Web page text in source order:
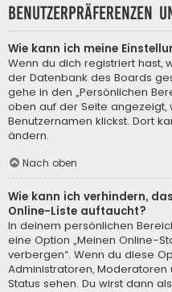
Benutzerpräferenzen
Wie kann ich meine
Wenn du dich registriert hast,
der Datenbank des Boards
gehe in den „Persönlichen
oben auf der Seite angezeigt,
Benutzernamen klickst. Dort
ändern.
Nach oben
Wie kann ich verhindern,
Online-Liste auftaucht?
In deinem persönlichen
eine Option „Meinen Online-
verbergen“. Wenn du diese
Administratoren,
Status sehen. Du wirst dann